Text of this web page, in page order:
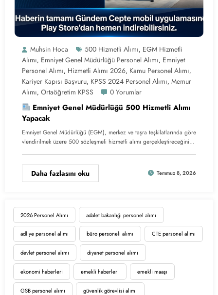
2026 Personel Alımı adalet bakanlığı personel alımı
adliye personel alımı büro personeli alımı CTE personel alımı
devlet personel alımı diyanet personel alımı
ekonomi haberleri emekli haberleri emekli maaşı
GSB personel alımı güvenlik görevlisi alımı
Muhsin Hoca 500 Hizmetli Alımı, EGM Hizmetli
Alımı, Emniyet Genel Müdürlüğü Personel Alımı, Emniyet
Personel Alımı, Hizmetli Alımı 2026, Kamu Personel Alımı,
Kariyer Kapısı Başvuru, KPSS 2024 Personel Alımı, Memur
Alımı, Ortaöğretim KPSS 0 Yorumlar
Emniyet Genel Müdürlüğü 500 Hizmetli Alımı
Yapacak
Emniyet Genel Müdürlüğü (EGM), merkez ve taşra teşkilatlarında göre
vlendirilmek üzere 500 sözleşmeli hizmetli alımı gerçekleştireceğini…
Daha fazlasını oku Temmuz 8, 2026